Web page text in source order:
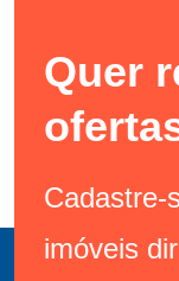
Quer
Cadastre-
imóveis